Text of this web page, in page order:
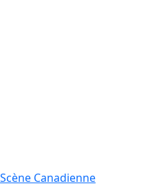
Scène Canadienne